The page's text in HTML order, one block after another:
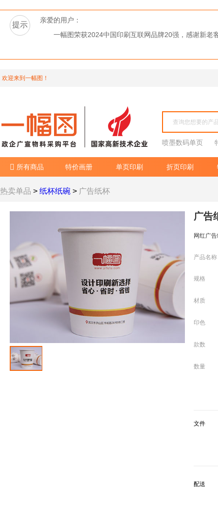
提示
亲爱的用户：
一幅图荣获2024中国印刷互联网品牌20强，感谢新老
欢迎来到一幅图！
喷墨数码单页
 所有商品 特价画册 单页印刷 折页印刷
热卖单品 > 纸杯纸碗 > 广告纸杯
广告
网红广
产品名称
规格
材质
印色
款数
数量
文件
配送